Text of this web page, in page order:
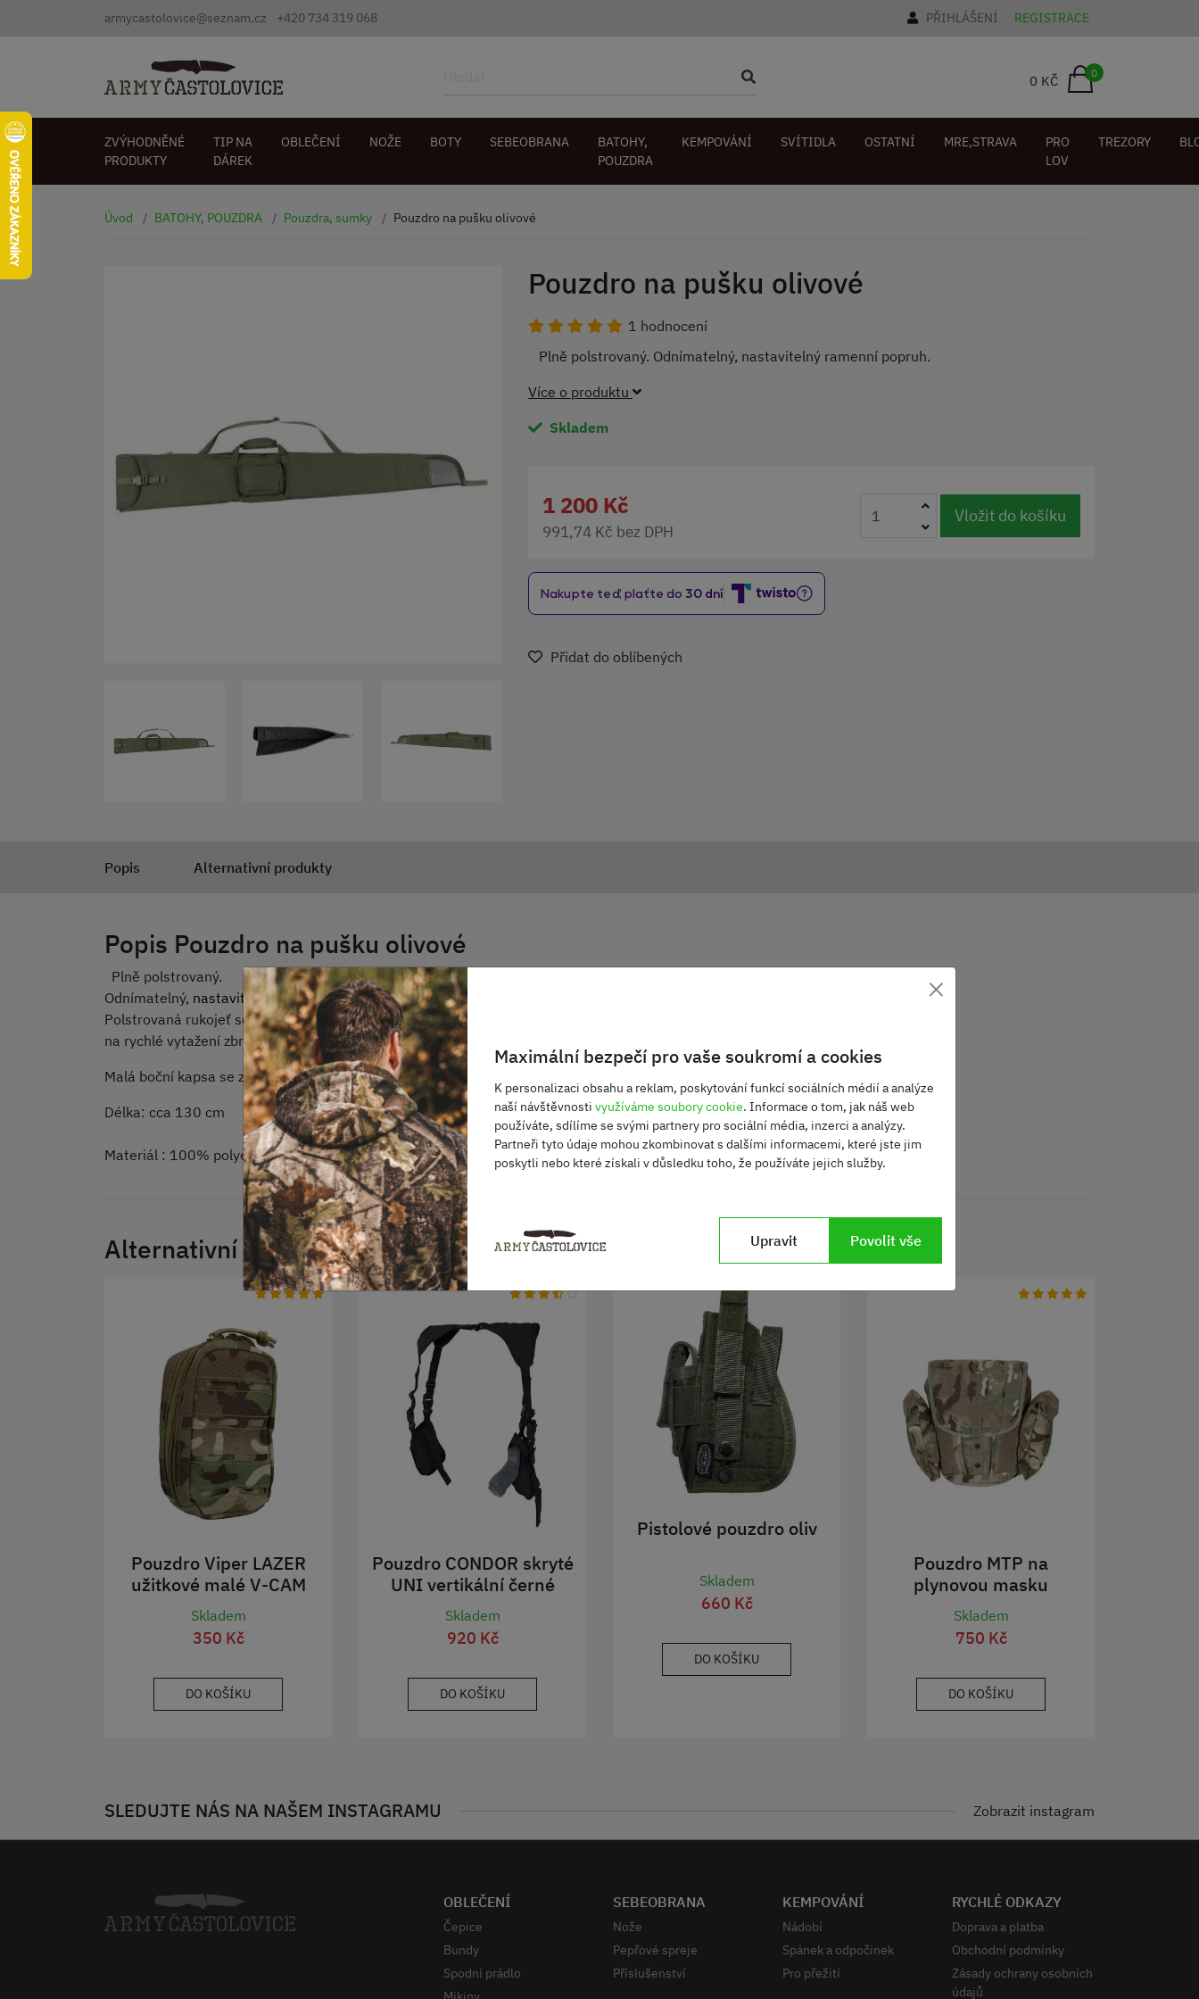
armycastolovice@seznam.cz +420 734 319 068 PŘIHLÁŠENÍ REGISTRACE
0 KČ 0
ZVÝHODNĚNÉ
PRODUKTY
TIP NA
DÁREK
OBLEČENÍ NOŽE BOTY SEBEOBRANA
BATOHY,
POUZDRA
KEMPOVÁNÍ SVÍTIDLA OSTATNÍ MRE,STRAVA
PRO
LOV
TREZORY
Úvod BATOHY, POUZDRA Pouzdra, sumky Pouzdro na pušku olivové
Pouzdro na pušku olivové
1 hodnocení
Plně polstrovaný. Odnímatelný, nastavitelný ramenní popruh.
Více o produktu
Skladem
1 200 Kč
991,74 Kč bez DPH
Vložit do košíku
Přidat do oblíbených
Popis Alternativní produkty
Popis Pouzdro na pušku olivové
Plně polstrovaný.
Odnímatelný, nastavitelný ramenní popruh se 2 karabinami.
Polstrovaná rukojeť se zapínáním na suchý zip, hlavní kapsa se zapínáním na zip. V zadní části klopa
na rychlé vytažení zbraně se zapínáním na sponu.
Malá boční kapsa se zapínáním na zip.
Délka: cca 130 cm
Materiál : 100% polyester
Alternativní produkty
Pouzdro Viper LAZER
užitkové malé V-CAM
Skladem
350 Kč
DO KOŠÍKU
Pouzdro CONDOR skryté
UNI vertikální černé
Skladem
920 Kč
DO KOŠÍKU
Pistolové pouzdro oliv
Skladem
660 Kč
DO KOŠÍKU
Pouzdro MTP na
plynovou masku
(obal/malá polní/taška)
Molle Velká Británie
originál
Skladem
750 Kč
DO KOŠÍKU
SLEDUJTE NÁS NA NAŠEM INSTAGRAMU Zobrazit instagram
OBLEČENÍ
Čepice
Bundy
Spodní prádlo
SEBEOBRANA
Nože
Pepřové spreje
Příslušenství
KEMPOVÁNÍ
Nádobí
Spánek a odpočinek
Pro přežití
RYCHLÉ ODKAZY
Doprava a platba
Obchodní podmínky
Zásady ochrany osobních
údajů
×
Maximální bezpečí pro vaše soukromí a cookies
K personalizaci obsahu a reklam, poskytování funkcí sociálních médií a analýze
naší návštěvnosti využíváme soubory cookie. Informace o tom, jak náš web
používáte, sdílíme se svými partnery pro sociální média, inzerci a analýzy.
Partneři tyto údaje mohou zkombinovat s dalšími informacemi, které jste jim
poskytli nebo které získali v důsledku toho, že používáte jejich služby.
Upravit Povolit vše